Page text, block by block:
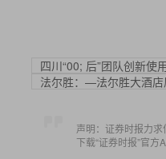
四川“00; 后”团队创新
法尔胜：—法尔胜大酒
声明：证券时报力
下载“证券时报”官